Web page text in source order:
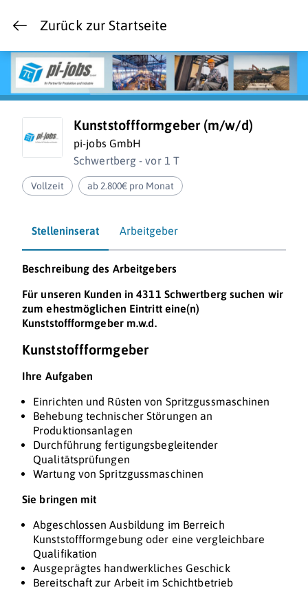
Zurück zur Startseite
Kunststoffformgeber (m/w/d)
pi-jobs GmbH
Schwertberg - vor 1 T
Vollzeit ab 2.800€ pro Monat
Stelleninserat Arbeitgeber
Beschreibung des Arbeitgebers
Für unseren Kunden in 4311 Schwertberg suchen wir
zum ehestmöglichen Eintritt eine(n)
Kunststoffformgeber m.w.d.
Kunststoffformgeber
Ihre Aufgaben
Einrichten und Rüsten von Spritzgussmaschinen
Behebung technischer Störungen an
Produktionsanlagen
Durchführung fertigungsbegleitender
Qualitätsprüfungen
Wartung von Spritzgussmaschinen
Sie bringen mit
Abgeschlossen Ausbildung im Berreich
Kunststoffformgebung oder eine vergleichbare
Qualifikation
Ausgeprägtes handwerkliches Geschick
Bereitschaft zur Arbeit im Schichtbetrieb